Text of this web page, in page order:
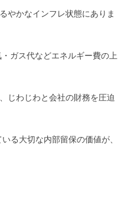
やかなインフレ状態にありま
ガス代などエネルギー費の上
じわじわと会社の財務を圧迫
る大切な内部留保の価値が、